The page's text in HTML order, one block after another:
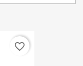
favorite_border